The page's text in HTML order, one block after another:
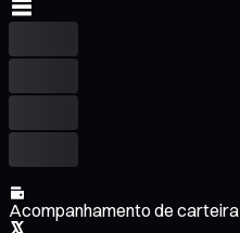
Acompanhamento de carteira